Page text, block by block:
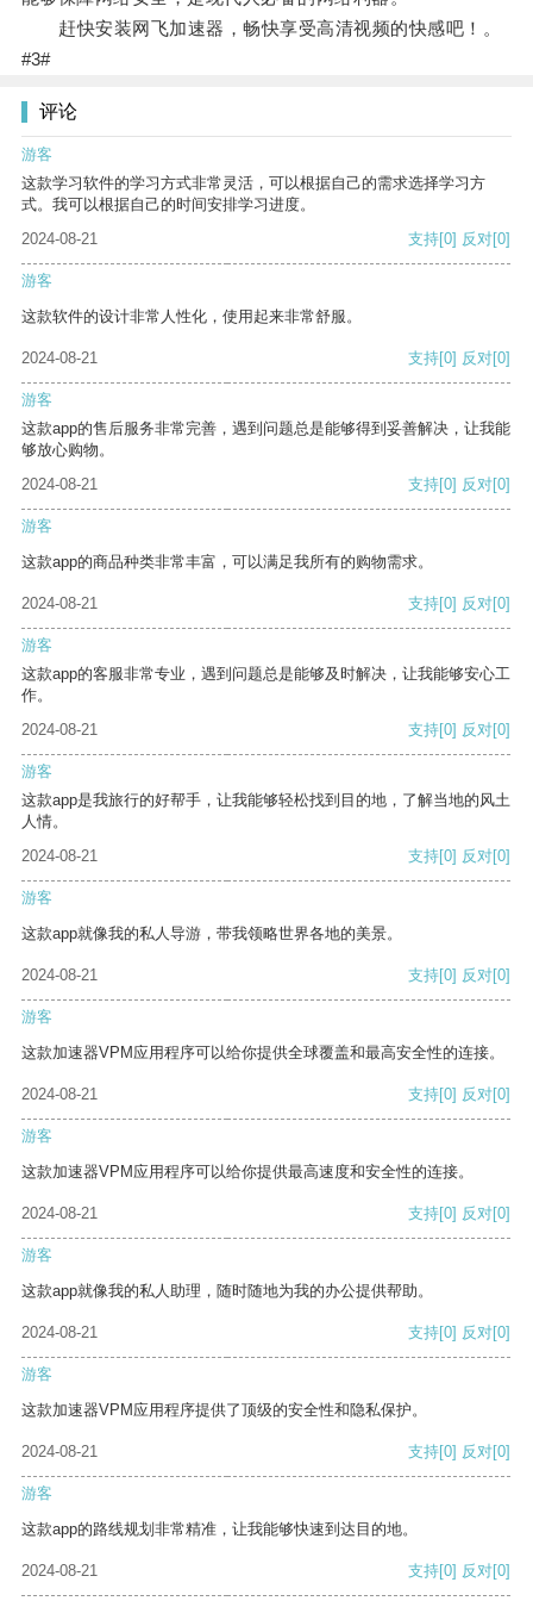
赶快安装网飞加速器，畅快享受高清视频的快感吧！。
#3#
评论
游客
这款学习软件的学习方式非常灵活，可以根据自己的需求选择学习方
式。我可以根据自己的时间安排学习进度。
2024-08-21
支持[0] 反对[0]
游客
这款软件的设计非常人性化，使用起来非常舒服。
2024-08-21 支持[0] 反对[0]
游客
这款app的售后服务非常完善，遇到问题总是能够得到妥善解决，让我能
够放心购物。
2024-08-21
支持[0] 反对[0]
游客
这款app的商品种类非常丰富，可以满足我所有的购物需求。
2024-08-21 支持[0] 反对[0]
游客
这款app的客服非常专业，遇到问题总是能够及时解决，让我能够安心工
作。
2024-08-21
支持[0] 反对[0]
游客
这款app是我旅行的好帮手，让我能够轻松找到目的地，了解当地的风土
人情。
2024-08-21
支持[0] 反对[0]
游客
这款app就像我的私人导游，带我领略世界各地的美景。
2024-08-21 支持[0] 反对[0]
游客
这款加速器VPM应用程序可以给你提供全球覆盖和最高安全性的连接。
2024-08-21 支持[0] 反对[0]
游客
这款加速器VPM应用程序可以给你提供最高速度和安全性的连接。
2024-08-21 支持[0] 反对[0]
游客
这款app就像我的私人助理，随时随地为我的办公提供帮助。
2024-08-21 支持[0] 反对[0]
游客
这款加速器VPM应用程序提供了顶级的安全性和隐私保护。
2024-08-21 支持[0] 反对[0]
游客
这款app的路线规划非常精准，让我能够快速到达目的地。
2024-08-21 支持[0] 反对[0]